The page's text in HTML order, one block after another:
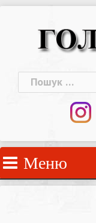
Пошук:
Меню